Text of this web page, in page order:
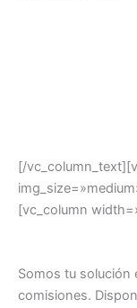
[/
[vc_column
Somos tu solución
comisiones.